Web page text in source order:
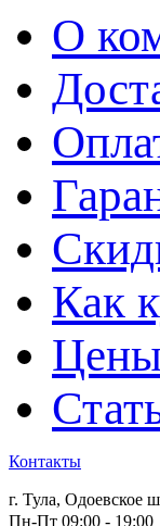
О
Как
Цены
Контакты
г. Тула, Одоевское
Пн-Пт 09:00 - 19:00